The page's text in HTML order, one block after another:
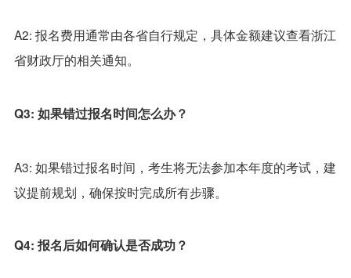
A2: 报名费用通常由各省自行规定，具体金额建议查看浙江
省财政厅的相关通知。
Q3: 如果错过报名时间怎么办？
A3: 如果错过报名时间，考生将无法参加本年度的考试，建
议提前规划，确保按时完成所有步骤。
Q4: 报名后如何确认是否成功？